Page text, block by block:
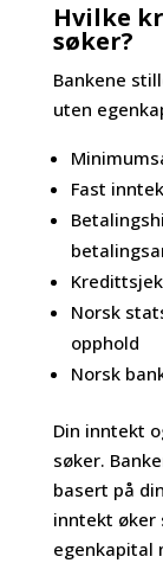
Hvilke
søker?
Bankene
uten
Fast
Norsk
opphold
Norsk
Din inntekt
søker.
basert på
inntekt øker
egenkapital